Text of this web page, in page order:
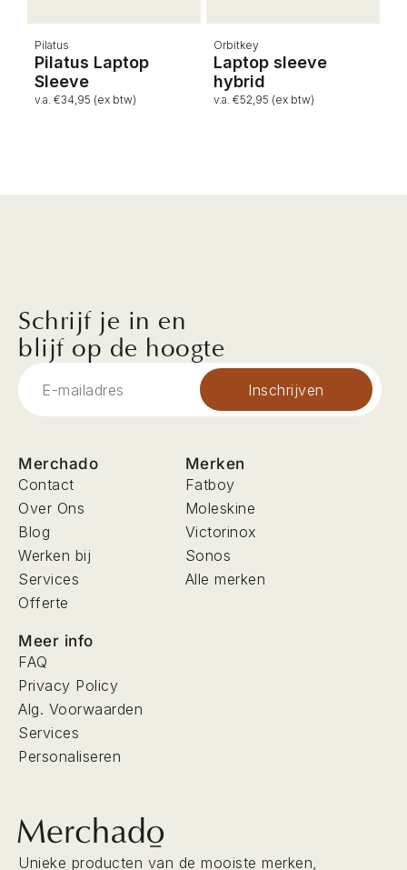
Pilatus
Pilatus Laptop
Sleeve
v.a. €34,95 (ex btw)
Orbitkey
Laptop sleeve
hybrid
v.a. €52,95 (ex btw)
Schrijf je in en
blijf op de hoogte
Inschrijven
Merchado
Contact
Over Ons
Blog
Werken bij
Services
Offerte
Merken
Fatboy
Moleskine
Victorinox
Sonos
Alle merken
Meer info
FAQ
Privacy Policy
Alg. Voorwaarden
Services
Personaliseren
Unieke producten van de mooiste merken,